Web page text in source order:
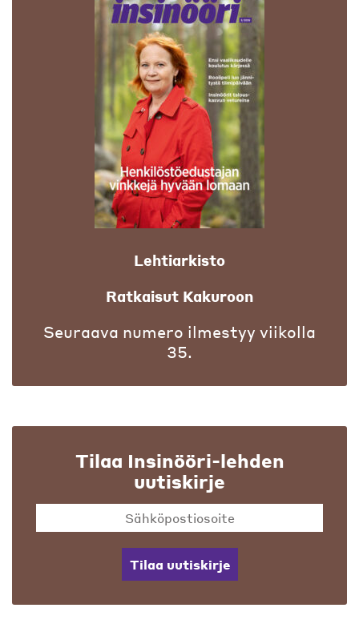
Lehtiarkisto
Ratkaisut Kakuroon
Seuraava numero ilmestyy viikolla
35.
Tilaa Insinööri-lehden
uutiskirje
Tilaa uutiskirje